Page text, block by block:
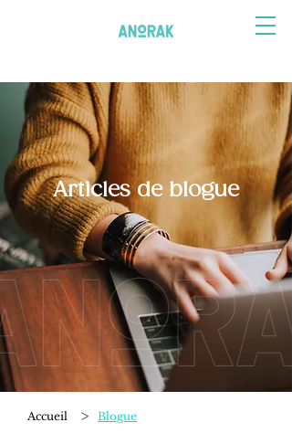
Articles de blogue
Accueil > Blogue